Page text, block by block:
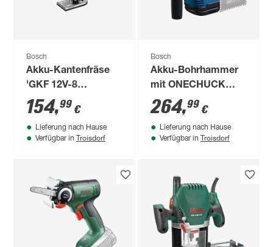
Bosch
Akku-Kantenfräse
'GKF 12V-8
Professional' Solo
154,99 €
Lieferung nach Hause
Verfügbar in Troisdorf
Bosch
Akku-Bohrhammer
mit ONECHUCK
'GBH 18V-22 X
Professional' mit L-
BOXX
264,99 €
Lieferung nach Hause
Verfügbar in Troisdorf